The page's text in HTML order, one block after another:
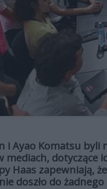
i Ayao Komatsu
mediach, dotyczące
Haas zapewniają,
doszło do